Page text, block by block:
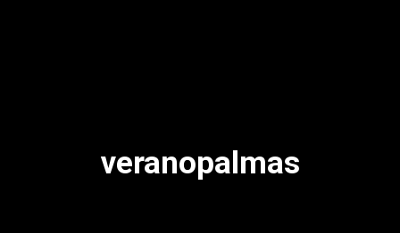
veranopalmas